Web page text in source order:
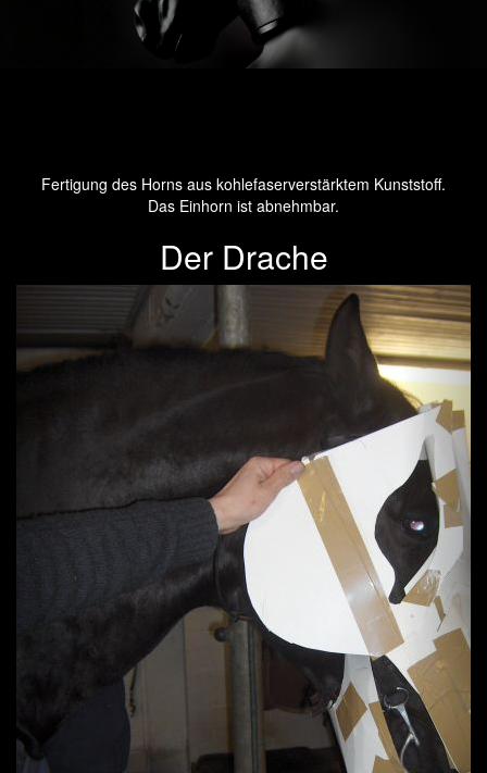
Fertigung des Horns aus kohlefaserverstärktem Kunststoff.
Das Einhorn ist abnehmbar.
Der Drache
Next